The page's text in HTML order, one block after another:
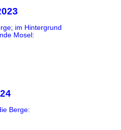
im Hintergrund
Mosel:
Berge: